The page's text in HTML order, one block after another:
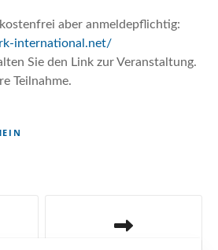
aber anmeldepflichtig:
international.net/
Sie den Link zur Veranstaltung.
Teilnahme.